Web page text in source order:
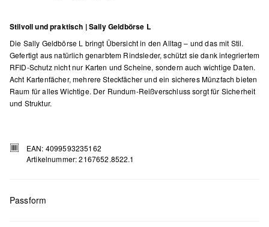
Stilvoll und praktisch | Sally Geldbörse L
Die Sally Geldbörse L bringt Übersicht in den Alltag – und das mit Stil.
Gefertigt aus natürlich genarbtem Rindsleder, schützt sie dank integriertem
RFID-Schutz nicht nur Karten und Scheine, sondern auch wichtige Daten.
Acht Kartenfächer, mehrere Steckfächer und ein sicheres Münzfach bieten
Raum für alles Wichtige. Der Rundum-Reißverschluss sorgt für Sicherheit
und Struktur.
EAN: 4099593235162
Artikelnummer: 2167652.8522.1
Passform